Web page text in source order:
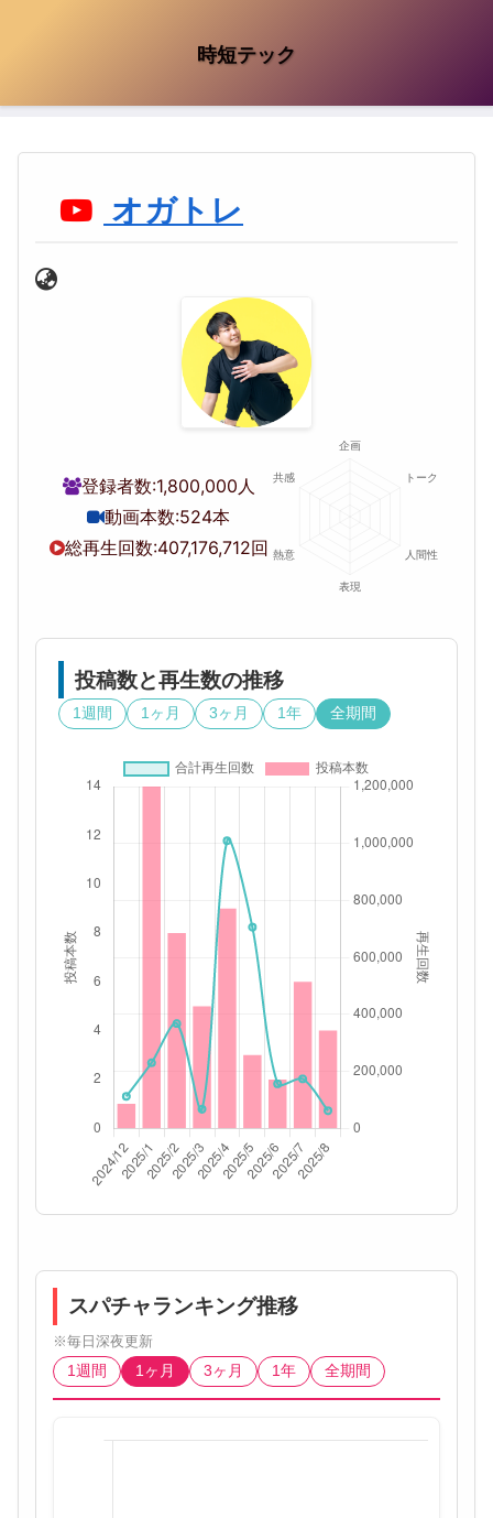
時短テック
オガトレ
登録者数:1,800,000人
動画本数:524本
総再生回数:407,176,712回
投稿数と再生数の推移
1週間 1ヶ月 3ヶ月 1年 全期間
スパチャランキング推移
※毎日深夜更新
1週間
1ヶ月 3ヶ月 1年 全期間